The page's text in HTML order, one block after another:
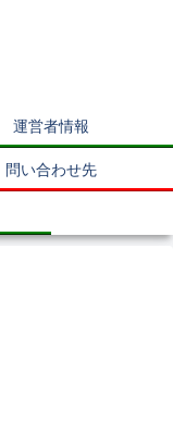
運営者情報
問い合わせ先